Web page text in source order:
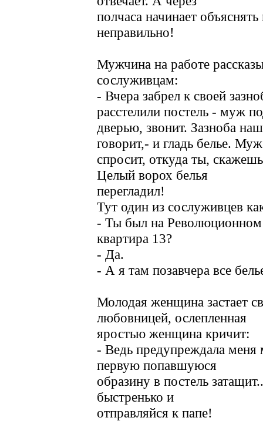
полчаса начинает
неправильно!
Мужчина на работе
сослуживцам:
- Вчера забрел к своей
расстелили постель - муж
дверью, звонит. Зазноба
говорит,- и гладь белье. Муж
спросит, откуда ты,
Целый ворох белья
перегладил!
Тут один из сослуживцев
- Ты был на
квартира 13?
- Да.
- А я там позавчера все
Молодая женщина застает
любовницей, ослепленная
яростью женщина кричит:
- Ведь предупреждала меня
первую попавшуюся
образину в постель
быстренько и
отправляйся к папе!